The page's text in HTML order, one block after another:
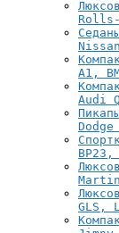
Rolls-
A1,
Audi
GLS,